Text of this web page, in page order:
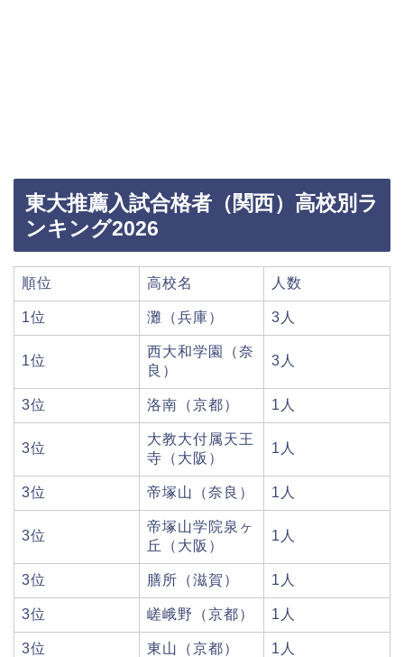
東大推薦入試合格者（関西）高校別ラ
ンキング2026
順位 高校名 人数
1位 灘（兵庫） 3人
1位
西大和学園（奈
良）
3人
3位 洛南（京都） 1人
3位
大教大付属天王
寺（大阪）
1人
3位 帝塚山（奈良） 1人
3位
帝塚山学院泉ヶ
丘（大阪）
1人
3位 膳所（滋賀） 1人
3位 嵯峨野（京都） 1人
3位 東山（京都） 1人